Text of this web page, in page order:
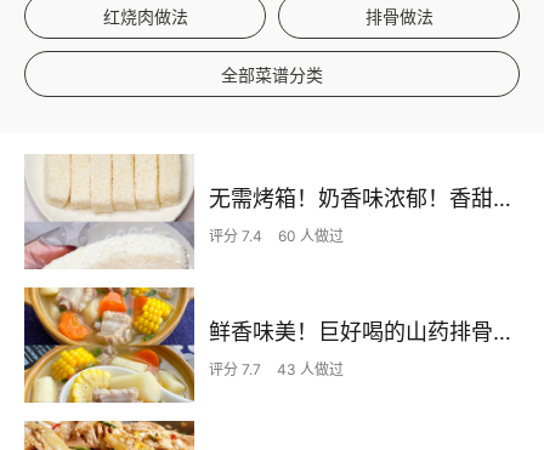
红烧肉做法 排骨做法
全部菜谱分类
无需烤箱！奶香味浓郁！香甜嫩滑的椰蓉奶糕
评分 7.4 60 人做过
鲜香味美！巨好喝的山药排骨汤！！
评分 7.7 43 人做过